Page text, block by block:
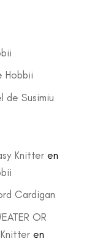
Hobbii
de Susimiu
Knitteren
Cardigan
OR
en